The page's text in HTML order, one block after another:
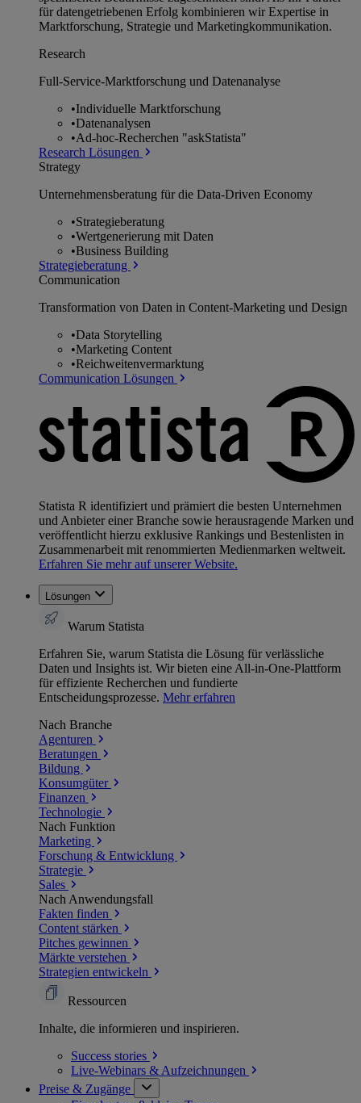
für datengetriebenen Erfolg kombinieren wir Expertise in
Marktforschung, Strategie und Marketingkommunikation.
Research
Full-Service-Marktforschung und Datenanalyse
•Individuelle Marktforschung
•Datenanalysen
•Ad-hoc-Recherchen "askStatista"
Research Lösungen
Strategy
Unternehmens­beratung für die Data-Driven Economy
•Strategieberatung
•Wertgenerierung mit Daten
•Business Building
Strategieberatung
Communication
Transformation von Daten in Content-Marketing und Design
•Data Storytelling
•Marketing Content
•Reichweitenvermarktung
Communication Lösungen
Statista R identifiziert und prämiert die besten Unternehmen
und Anbieter einer Branche sowie herausragende Marken und
veröffentlicht hierzu exklusive Rankings und Bestenlisten in
Zusammenarbeit mit renommierten Medienmarken weltweit.
Erfahren Sie mehr auf unserer Website.
Lösungen
Warum Statista
Erfahren Sie, warum Statista die Lösung für verlässliche
Daten und Insights ist. Wir bieten eine All-in-One-Plattform
für effiziente Recherchen und fundierte
Entscheidungsprozesse. Mehr erfahren
Nach Branche
Agenturen
Beratungen
Bildung
Konsumgüter
Finanzen
Technologie
Nach Funktion
Marketing
Forschung & Entwicklung
Strategie
Sales
Nach Anwendungsfall
Fakten finden
Content stärken
Pitches gewinnen
Märkte verstehen
Strategien entwickeln
Ressourcen
Inhalte, die informieren und inspirieren.
Success stories
Live-Webinars & Aufzeichnungen
Preise & Zugänge